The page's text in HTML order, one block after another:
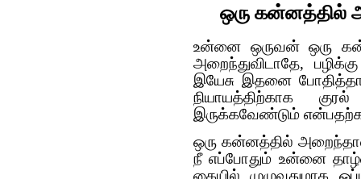
ஒரு கன்னத்தில்
உன்னை ஒருவன் ஒரு
அறைந்துவிடாதே,
இயேசு இதனை
நியாயத்திற்காக
இருக்கவேண்டும்
ஒரு கன்னத்தில்
நீ எப்போதும் உன்னை